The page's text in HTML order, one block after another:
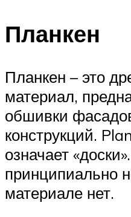
Планкен
Планкен – это
материал,
обшивки
конструкций.
означает
принципиально
материале нет.